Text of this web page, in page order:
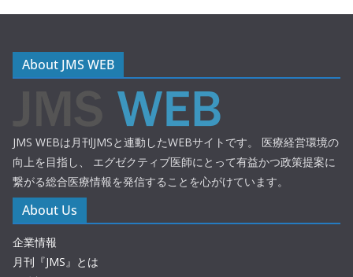
About JMS WEB
JMS WEBは月刊JMSと連動したWEBサイトです。 医療経営環境の
向上を目指し、 エグゼクティブ医師にとって有益かつ政策提案に
繋がる総合医療情報を発信することを心がけています。
About Us
企業情報
月刊『JMS』とは